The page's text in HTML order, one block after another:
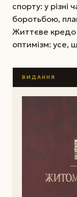
спорту: у різні
боротьбою,
Життєве кредо
оптимізм: усе,
ВИДАННЯ